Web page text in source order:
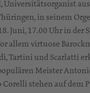
Universitätsorganist aus
in seinem
Juni, 17.00 Uhr in der
allem virtuose
Tartini und Scarlatti
Meister
Corelli stehen auf dem